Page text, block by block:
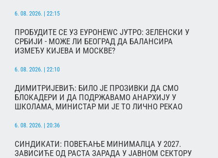
6. 08. 2026. | 22:15
ПРОБУДИТЕ СЕ УЗ ЕУРОНЕWС ЈУТРО: ЗЕЛЕНСКИ У
СРБИЈИ - МОЖЕ ЛИ БЕОГРАД ДА БАЛАНСИРА
ИЗМЕЂУ КИЈЕВА И МОСКВЕ?
6. 08. 2026. | 22:10
ДИМИТРИЈЕВИЋ: БИЛО ЈЕ ПРОЗИВКИ ДА СМО
БЛОКАДЕРИ И ДА ПОДРЖАВАМО АНАРХИЈУ У
ШКОЛАМА, МИНИСТАР МИ ЈЕ ТО ЛИЧНО РЕКАО
6. 08. 2026. | 20:36
СИНДИКАТИ: ПОВЕЋАЊЕ МИНИМАЛЦА У 2027.
ЗАВИСИЋЕ ОД РАСТА ЗАРАДА У ЈАВНОМ СЕКТОРУ